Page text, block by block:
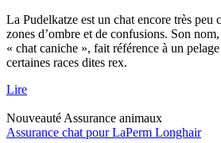
La Pudelkatze est un chat encore très peu
zones d’ombre et de confusions. Son
« chat caniche », fait référence à un
certaines races dites rex.
Lire
Nouveauté Assurance animaux
Assurance chat pour LaPerm Longhair